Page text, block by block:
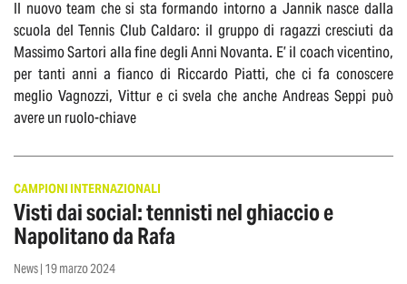
Il nuovo team che si sta formando intorno a Jannik nasce dalla
scuola del Tennis Club Caldaro: il gruppo di ragazzi cresciuti da
Massimo Sartori alla fine degli Anni Novanta. E’ il coach vicentino,
per tanti anni a fianco di Riccardo Piatti, che ci fa conoscere
meglio Vagnozzi, Vittur e ci svela che anche Andreas Seppi può
avere un ruolo-chiave
CAMPIONI INTERNAZIONALI
Visti dai social: tennisti nel ghiaccio e
Napolitano da Rafa
News | 19 marzo 2024